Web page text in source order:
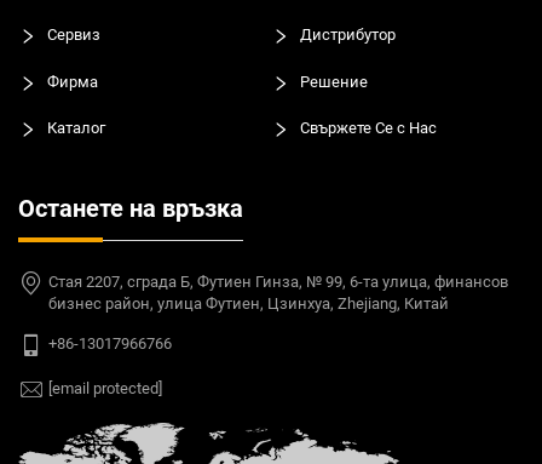
Сервиз Дистрибутор
Фирма Решение
Каталог Свържете Се с Нас
Останете на връзка
Стая 2207, сграда Б, Футиен Гинза, № 99, 6-та улица, финансов
бизнес район, улица Футиен, Цзинхуа, Zhejiang, Китай
+86-13017966766
[email protected]